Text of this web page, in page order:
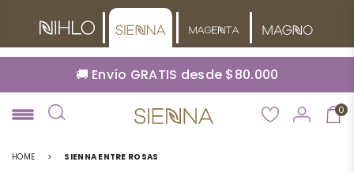
🚚 Envío GRATIS desde $80.000
0
HOME > SIENNA ENTRE ROSAS